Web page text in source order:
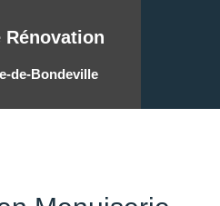
Rénovation
de-Bondeville